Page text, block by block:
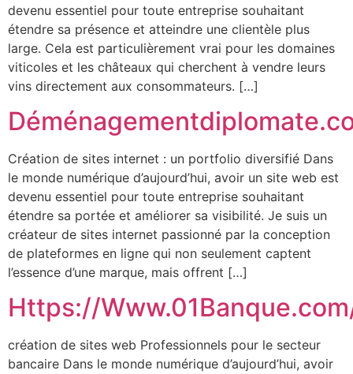
devenu essentiel pour toute entreprise souhaitant
étendre sa présence et atteindre une clientèle plus
large. Cela est particulièrement vrai pour les domaines
viticoles et les châteaux qui cherchent à vendre leurs
vins directement aux consommateurs. […]
Création de sites internet : un portfolio diversifié Dans
le monde numérique d’aujourd’hui, avoir un site web est
devenu essentiel pour toute entreprise souhaitant
étendre sa portée et améliorer sa visibilité. Je suis un
créateur de sites internet passionné par la conception
de plateformes en ligne qui non seulement captent
l’essence d’une marque, mais offrent […]
Https://
création de sites web Professionnels pour le secteur
bancaire Dans le monde numérique d’aujourd’hui, avoir